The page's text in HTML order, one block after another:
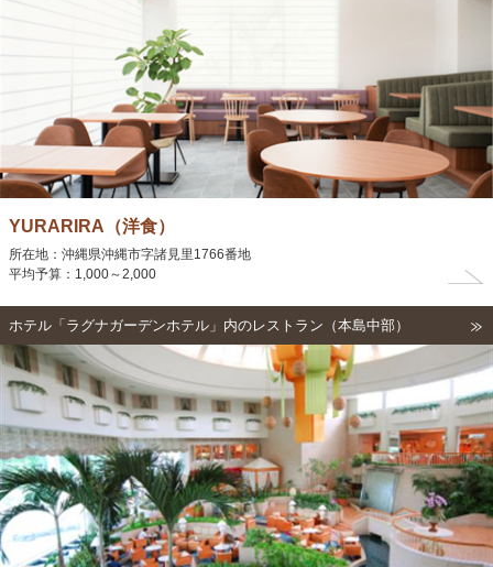
YURARIRA（洋食）
所在地：沖縄県沖縄市字諸見里1766番地
平均予算：1,000～2,000
ホテル「ラグナガーデンホテル」内のレストラン（本島中部）